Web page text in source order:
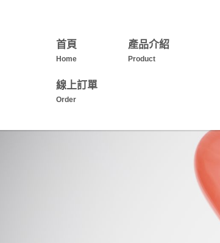
首頁
Home
產品介紹
Product
線上訂單
Order